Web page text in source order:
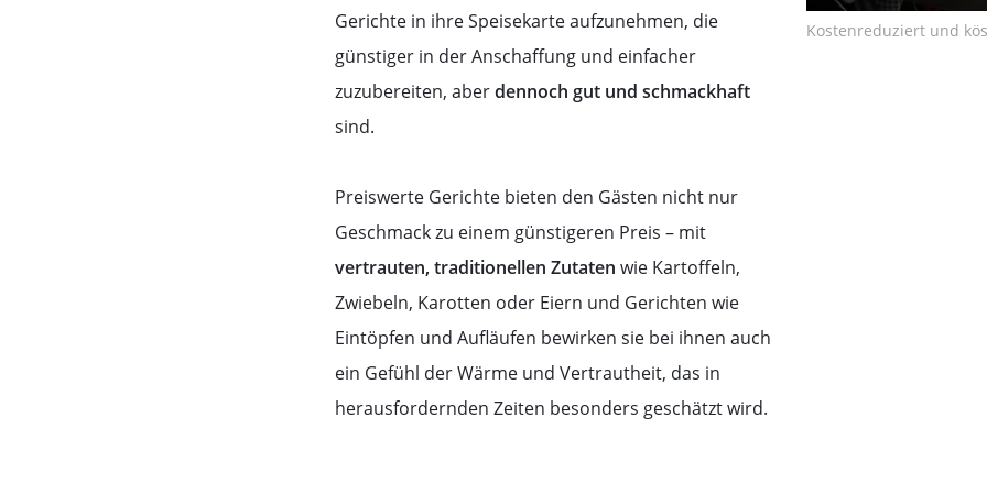
Kostenreduziert und
Gerichte in ihre Speisekarte aufzunehmen, die
günstiger in der Anschaffung und einfacher
zuzubereiten, aberdennoch gut und schmackhaft
sind.
Preiswerte Gerichte bieten den Gästen nicht nur
Geschmack zu einem günstigeren Preis – mit
vertrauten, traditionellen Zutaten wie Kartoffeln,
Zwiebeln, Karotten oder Eiern und Gerichten wie
Eintöpfen und Aufläufen bewirken sie bei ihnen auch
ein Gefühl der Wärme und Vertrautheit, das in
herausfordernden Zeiten besonders geschätzt wird.